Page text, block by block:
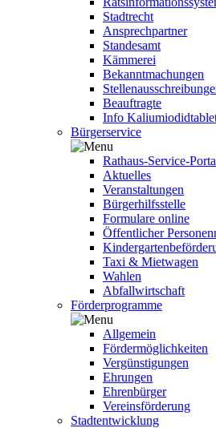
Stadtrecht
Ansprechpartner
Standesamt
Kämmerei
Bekanntmachungen
Beauftragte
Info
Bürgerservice
Rathaus-Service-
Aktuelles
Veranstaltungen
Bürgerhilfsstelle
Formulare online
Öffentlicher
Taxi & Mietwagen
Wahlen
Abfallwirtschaft
Förderprogramme
Allgemein
Fördermöglichkeiten
Vergünstigungen
Ehrungen
Ehrenbürger
Vereinsförderung
Stadtentwicklung